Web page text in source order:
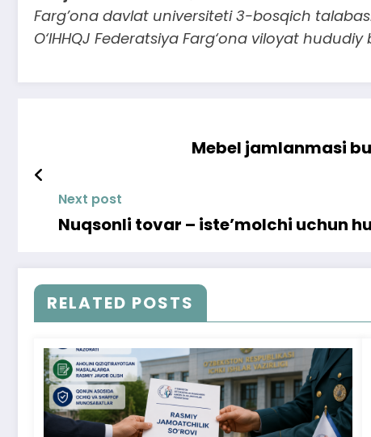
Farg’ona davlat universiteti 3-bosqich
O‘IHHQJ Federatsiya Farg‘ona viloyat
Mebel jamlanmasi
Next post
Nuqsonli tovar – iste’molchi uchun
RELATED POSTS